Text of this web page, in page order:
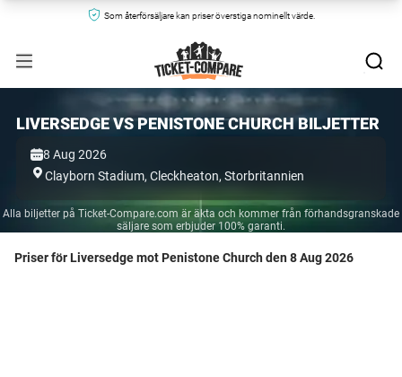
Som återförsäljare kan priser överstiga nominellt värde.
LIVERSEDGE VS PENISTONE CHURCH BILJETTER
8 Aug 2026
Clayborn Stadium, Cleckheaton, Storbritannien
Alla biljetter på Ticket-Compare.com är äkta och kommer från förhandsgranskade
säljare som erbjuder 100% garanti.
Priser för Liversedge mot Penistone Church den 8 Aug 2026